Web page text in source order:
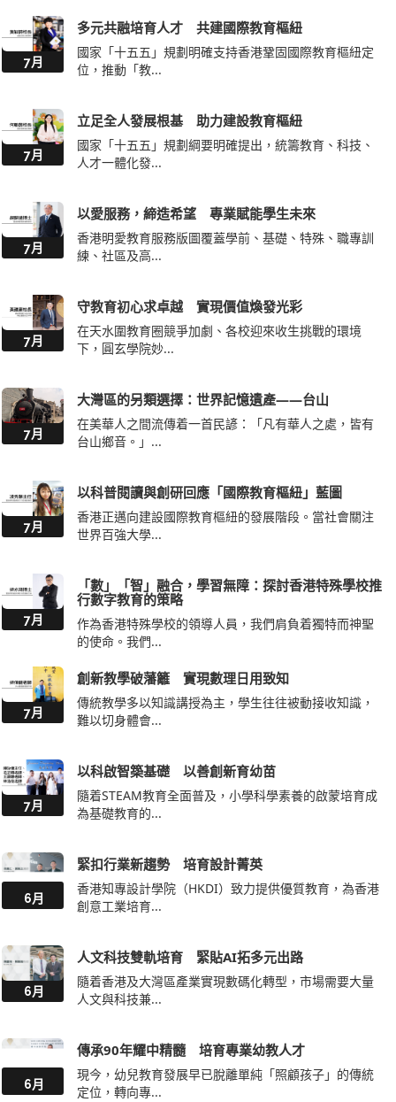
7月
多元共融培育人才 共建國際教育樞紐
國家「十五五」規劃明確支持香港鞏固國際教育樞紐定
位，推動「教...
7月
立足全人發展根基 助力建設教育樞紐
國家「十五五」規劃綱要明確提出，統籌教育、科技、
人才一體化發...
7月
以愛服務，締造希望 專業賦能學生未來
香港明愛教育服務版圖覆蓋學前、基礎、特殊、職專訓
練、社區及高...
7月
守教育初心求卓越 實現價值煥發光彩
在天水圍教育圈競爭加劇、各校迎來收生挑戰的環境
下，圓玄學院妙...
7月
大灣區的另類選擇：世界記憶遺產——台山
在美華人之間流傳着一首民諺：「凡有華人之處，皆有
台山鄉音。」...
7月
以科普閱讀與創研回應「國際教育樞紐」藍圖
香港正邁向建設國際教育樞紐的發展階段。當社會關注
世界百強大學...
7月
「數」「智」融合，學習無障：探討香港特殊學校推
行數字教育的策略
作為香港特殊學校的領導人員，我們肩負着獨特而神聖
的使命。我們...
7月
創新教學破藩籬 實現數理日用致知
傳統教學多以知識講授為主，學生往往被動接收知識，
難以切身體會...
7月
以科啟智築基礎 以善創新育幼苗
隨着STEAM教育全面普及，小學科學素養的啟蒙培育成
為基礎教育的...
6月
緊扣行業新趨勢 培育設計菁英
香港知專設計學院（HKDI）致力提供優質教育，為香港
創意工業培育...
6月
人文科技雙軌培育 緊貼AI拓多元出路
隨着香港及大灣區產業實現數碼化轉型，市場需要大量
人文與科技兼...
6月
傳承90年耀中精髓 培育專業幼教人才
現今，幼兒教育發展早已脫離單純「照顧孩子」的傳統
定位，轉向專...